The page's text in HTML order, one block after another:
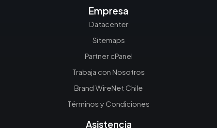
Empresa
Datacenter
Sitemaps
Partner cPanel
Trabaja con Nosotros
Brand WireNet Chile
Términos y Condiciones
Asistencia